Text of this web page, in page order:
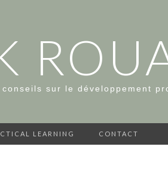
sur le développement
LEARNING CONTACT